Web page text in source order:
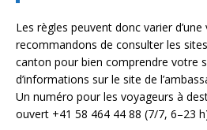
Les règles peuvent donc varier d’une
recommandons de consulter les
canton pour bien comprendre votre
d’informations sur le site de
Un numéro pour les voyageurs à
ouvert +41 58 464 44 88 (7/7, 6–23